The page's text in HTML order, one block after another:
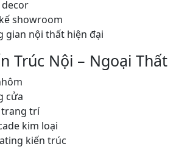
showroom
gian nội thất hiện đại
Trúc Nội – Ngoại Thất
cửa
trang trí
kim loại
kiến trúc